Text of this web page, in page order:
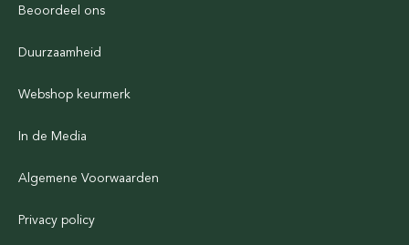
Beoordeel ons
Duurzaamheid
Webshop keurmerk
In de Media
Algemene Voorwaarden
Privacy policy